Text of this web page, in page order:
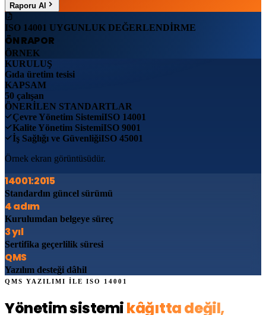
Raporu Al
ISO 14001 UYGUNLUK DEĞERLENDİRME
ÖN RAPOR
ÖRNEK
KURULUŞ
Gıda üretim tesisi
KAPSAM
50 çalışan
ÖNERİLEN STANDARTLAR
Çevre Yönetim SistemiISO 14001
Kalite Yönetim SistemiISO 9001
İş Sağlığı ve GüvenliğiISO 45001
Örnek ekran görüntüsüdür.
14001:2015
Standardın güncel sürümü
4 adım
Kurulumdan belgeye süreç
3 yıl
Sertifika geçerlilik süresi
QMS
Yazılım desteği dâhil
QMS YAZILIMI İLE ISO 14001
Yönetim sistemikâğıtta değil,